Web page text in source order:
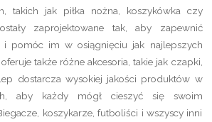
takich jak piłka nożna, koszykówka czy
zaprojektowane tak, aby zapewnić
i pomóc im w osiągnięciu jak najlepszych
także różne akcesoria, takie jak czapki,
dostarcza wysokiej jakości produktów w
aby każdy mógł cieszyć się swoim
koszykarze, futboliści i wszyscy inni